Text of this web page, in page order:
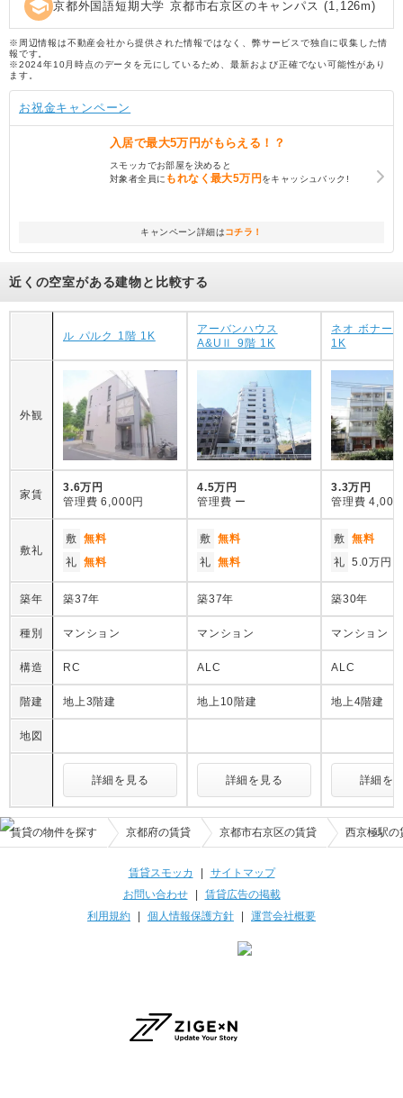
school 京都外国語短期大学 京都市右京区のキャンパス (1,126m)
※周辺情報は不動産会社から提供された情報ではなく、弊サービスで独自に収集した情
報です。
※2024年10月時点のデータを元にしているため、最新および正確でない可能性があり
ます。
お祝金キャンペーン
入居で最大5万円がもらえる！？
スモッカでお部屋を決めると
対象者全員に もれなく最大5万円をキャッシュバック!
キャンペーン詳細はコチラ！
近くの空室がある建物と比較する
ル パルク 1階 1K
アーバンハウス
A&UⅡ 9階 1K
ネオ ボナー
1K
外観
家賃
3.6万円
管理費 6,000円
4.5万円
管理費 ー
3.3万円
管理費 4,000
敷礼
敷 無料
礼 無料
敷 無料
礼 無料
敷 無料
礼 5.0万円
築年 築37年 築37年 築30年
種別 マンション マンション マンション
構造 RC ALC ALC
階建 地上3階建 地上10階建 地上4階建
地図
詳細を見る 詳細を見る 詳細を
賃貸の物件を探す 京都府の賃貸 京都市右京区の賃貸 西京極駅の
賃貸スモッカ | サイトマップ
お問い合わせ| 賃貸広告の掲載
利用規約 | 個人情報保護方針 | 運営会社概要